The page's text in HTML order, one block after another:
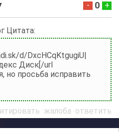
- 0 +
Цитата:
d/DxcHCqKtgugiU|
Диск[/url
но просьба исправить
жалоба ответить